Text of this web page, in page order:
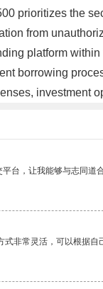
prioritizes the
from
platform
borrowing
investment
台，让我能够与志同道
式非常灵活，可以根据自